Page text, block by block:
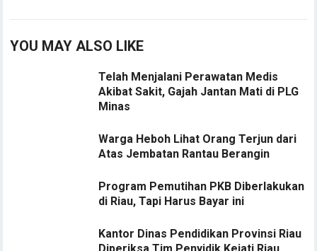
YOU MAY ALSO LIKE
Telah Menjalani Perawatan Medis
Akibat Sakit, Gajah Jantan Mati di PLG
Minas
Warga Heboh Lihat Orang Terjun dari
Atas Jembatan Rantau Berangin
Program Pemutihan PKB Diberlakukan
di Riau, Tapi Harus Bayar ini
Kantor Dinas Pendidikan Provinsi Riau